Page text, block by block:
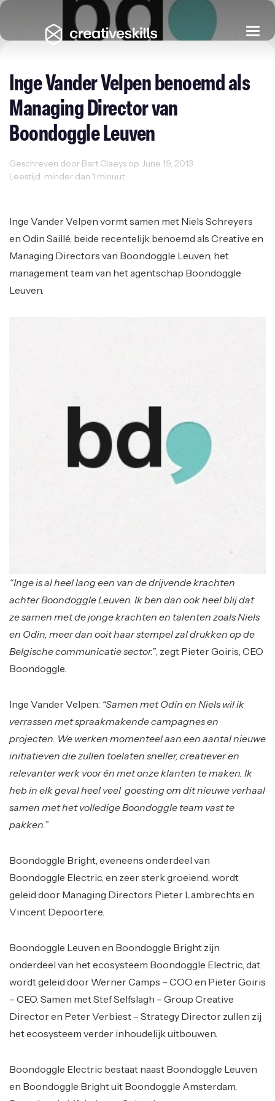
Inge Vander Velpen benoemd als
Managing Director van
Boondoggle Leuven
Geschreven door Bart Claeys op June 19, 2013
Leestijd: minder dan 1 minuut
Inge Vander Velpen vormt samen met Niels Schreyers
en Odin Saillé, beide recentelijk benoemd als Creative en
Managing Directors van Boondoggle Leuven, het
management team van het agentschap Boondoggle
Leuven.
“Inge is al heel lang een van de drijvende krachten
achter Boondoggle Leuven. Ik ben dan ook heel blij dat
ze samen met de jonge krachten en talenten zoals Niels
en Odin, meer dan ooit haar stempel zal drukken op de
Belgische communicatie sector.”, zegt Pieter Goiris, CEO
Boondoggle.
Inge Vander Velpen: “Samen met Odin en Niels wil ik
verrassen met spraakmakende campagnes en
projecten. We werken momenteel aan een aantal nieuwe
initiatieven die zullen toelaten sneller, creatiever en
relevanter werk voor én met onze klanten te maken. Ik
heb in elk geval heel veel goesting om dit nieuwe verhaal
samen met het volledige Boondoggle team vast te
pakken.”
Boondoggle Bright, eveneens onderdeel van
Boondoggle Electric, en zeer sterk groeiend, wordt
geleid door Managing Directors Pieter Lambrechts en
Vincent Depoortere.
Boondoggle Leuven en Boondoggle Bright zijn
onderdeel van het ecosysteem Boondoggle Electric, dat
wordt geleid door Werner Camps – COO en Pieter Goiris
– CEO. Samen met Stef Selfslagh – Group Creative
Director en Peter Verbiest – Strategy Director zullen zij
het ecosysteem verder inhoudelijk uitbouwen.
Boondoggle Electric bestaat naast Boondoggle Leuven
en Boondoggle Bright uit Boondoggle Amsterdam,